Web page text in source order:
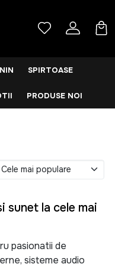
SPIRTOASE
PRODUSE NOI
sunet la cele mai
pasionatii de
sisteme audio